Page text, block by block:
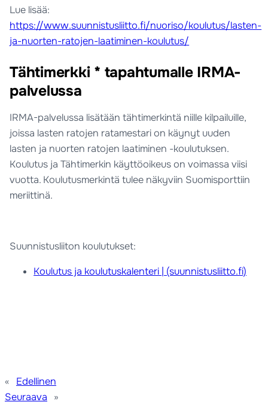
Lue lisää:
https://www.suunnistusliitto.fi/nuoriso/koulutus/lasten-
ja-nuorten-ratojen-laatiminen-koulutus/
Tähtimerkki * tapahtumalle IRMA-
palvelussa
IRMA-palvelussa lisätään tähtimerkintä niille kilpailuille,
joissa lasten ratojen ratamestari on käynyt uuden
lasten ja nuorten ratojen laatiminen -koulutuksen.
Koulutus ja Tähtimerkin käyttöoikeus on voimassa viisi
vuotta. Koulutusmerkintä tulee näkyviin Suomisporttiin
meriittinä.
Suunnistusliiton koulutukset:
Koulutus ja koulutuskalenteri | (suunnistusliitto.fi)
«
Edellinen
Seuraava
»